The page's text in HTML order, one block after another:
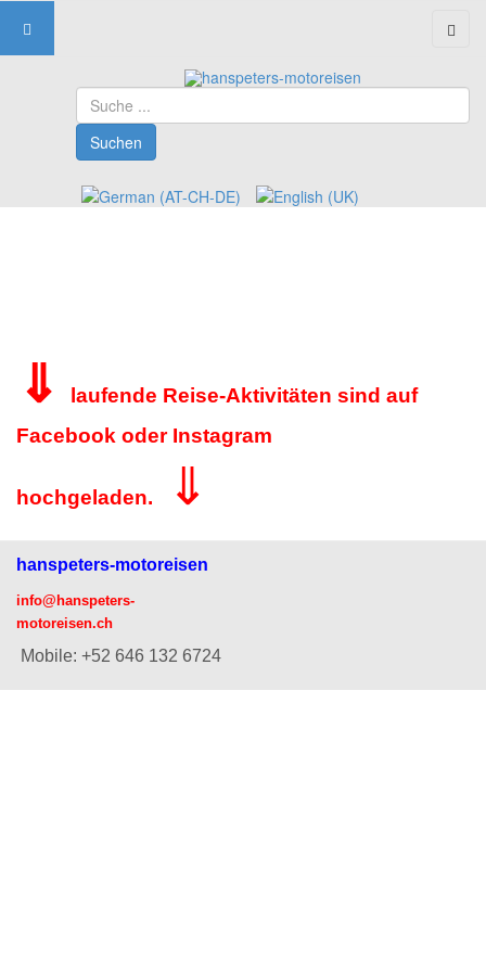
Suchen
Suchen
⇓
laufende Reise-Aktivitäten sind auf
Facebook oder Instagram
hochgeladen. ⇓
hanspeters-motoreisen
info@hanspeters-
motoreisen.ch
Mobile: +52 646 132 6724